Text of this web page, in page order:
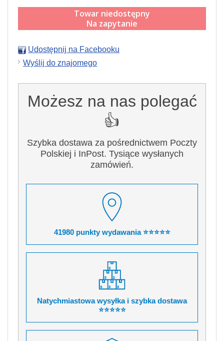
Towar niedostępny
Na zapytanie
Udostępnij na Facebooku
Wyślij do znajomego
Możesz na nas polegać
👍
Szybka dostawa za pośrednictwem Poczty
Polskiej i InPost. Tysiące wysłanych
zamówień.
41980 punkty wydawania ⭐⭐⭐⭐⭐
Natychmiastowa wysyłka i szybka dostawa
⭐⭐⭐⭐⭐